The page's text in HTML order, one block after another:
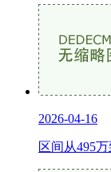
2026-04-16
区间从495